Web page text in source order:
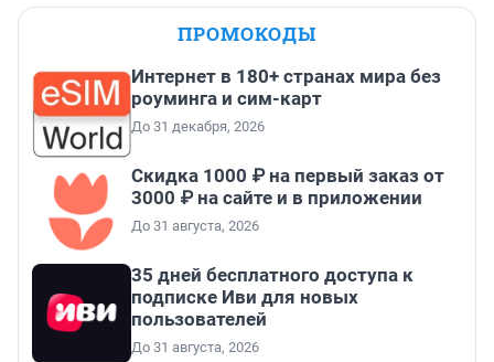
ПРОМОКОДЫ
Интернет в 180+ странах мира без
роуминга и сим-карт
До 31 декабря, 2026
Скидка 1000 ₽ на первый заказ от
3000 ₽ на сайте и в приложении
До 31 августа, 2026
35 дней бесплатного доступа к
подписке Иви для новых
пользователей
До 31 августа, 2026